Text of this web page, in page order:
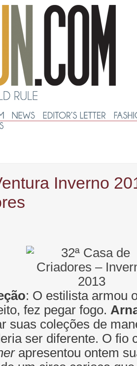
Inverno
: O estilista armou
fez pegar fogo.
suas coleções de
ser diferente. O fio
apresentou ontem